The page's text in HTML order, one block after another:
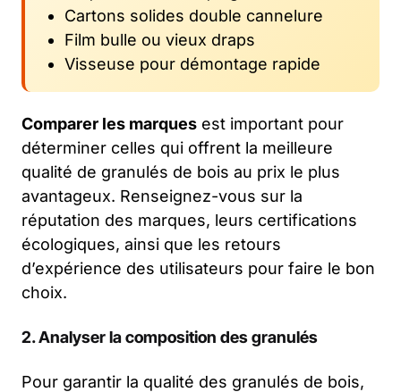
Cartons solides double cannelure
Film bulle ou vieux draps
Visseuse pour démontage rapide
Comparer les marques est important pour
déterminer celles qui offrent la meilleure
qualité de granulés de bois au prix le plus
avantageux. Renseignez-vous sur la
réputation des marques, leurs certifications
écologiques, ainsi que les retours
d’expérience des utilisateurs pour faire le bon
choix.
2. Analyser la composition des granulés
Pour garantir la qualité des granulés de bois,